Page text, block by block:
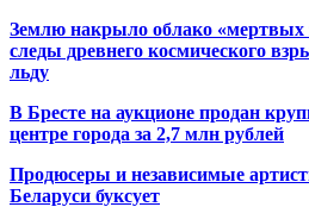
Землю накрыло облако «мертвых
следы древнего космического
льду
В Бресте на аукционе продан
центре города за 2,7 млн рублей
Продюсеры и независимые
Беларуси буксует